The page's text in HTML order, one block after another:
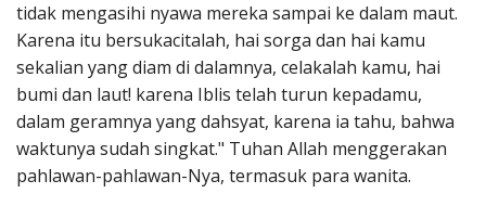
tidak mengasihi nyawa mereka sampai ke dalam maut.
Karena itu bersukacitalah, hai sorga dan hai kamu
sekalian yang diam di dalamnya, celakalah kamu, hai
bumi dan laut! karena Iblis telah turun kepadamu,
dalam geramnya yang dahsyat, karena ia tahu, bahwa
waktunya sudah singkat." Tuhan Allah menggerakan
pahlawan-pahlawan-Nya, termasuk para wanita.